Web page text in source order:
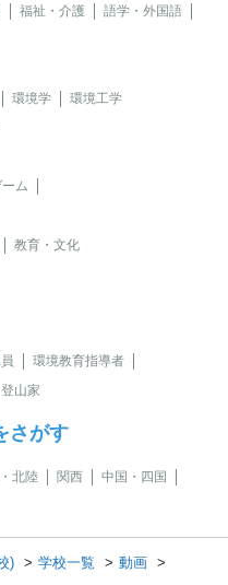
福祉・介護
語学・外国語
環境学 環境工学
ム
教育・文化
環境教育指導者
山家
さがす
北陸 関西
中国・四国
) 学校一覧
動画